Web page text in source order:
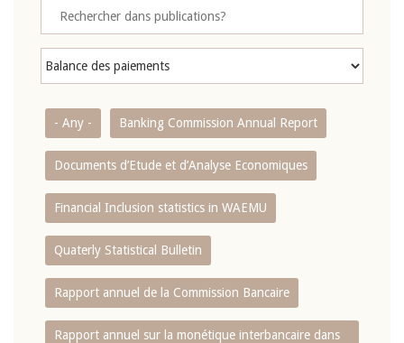
- Any - Banking Commission Annual Report
Documents d’Etude et d’Analyse Economiques
Financial Inclusion statistics in WAEMU
Quaterly Statistical Bulletin
Rapport annuel de la Commission Bancaire
Rapport annuel sur la monétique interbancaire dans